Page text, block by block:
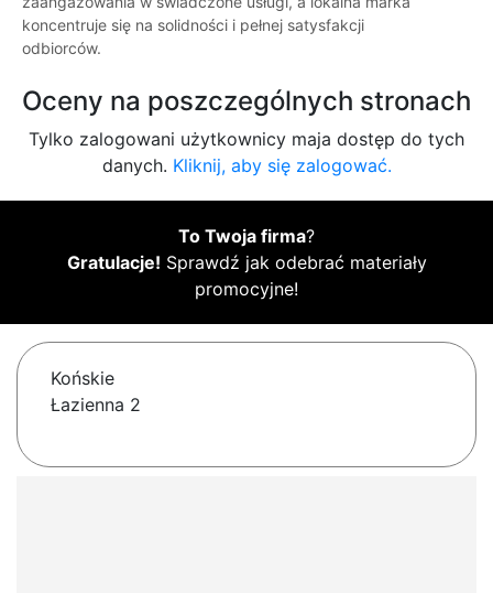
koncentruje się na solidności i pełnej satysfakcji
odbiorców.
Oceny na poszczególnych stronach
Tylko zalogowani użytkownicy maja dostęp do tych
danych. Kliknij, aby się zalogować.
To Twoja firma?
Gratulacje! Sprawdź jak odebrać materiały
promocyjne!
Końskie
Łazienna 2